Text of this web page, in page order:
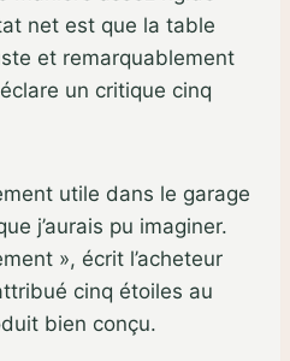
net est que la table
et remarquablement
un critique cinq
utile dans le garage
j’aurais pu imaginer.
», écrit l’acheteur
cinq étoiles au
bien conçu.